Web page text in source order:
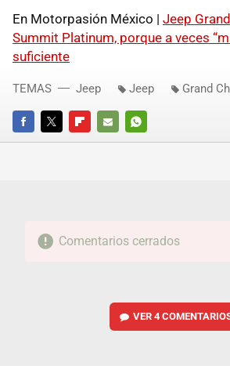
En Motorpasión México | Jeep
Summit Platinum, porque a veces
suficiente
FACEBOOKTWITTERFLIPBOARD
E-
WHATSAPP
TEMAS Jeep Jeep Grand
Comentarios cerrados
VER4